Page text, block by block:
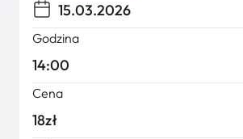
15.03.2026
Godzina
14:00
Cena
18zł